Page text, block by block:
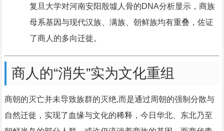
复旦大学对河南安阳殷墟人骨的DNA分析显示，商族
母系基因与现代汉族、满族、朝鲜族均有重叠，佐证
了商人的多向迁徙。
商人的“消失”实为文化重组
商朝的灭亡并未导致族群的灭绝,而是通过周朝的强制分散与
自然迁徙，实现了血缘与文化的稀释，今日华北、东北乃至